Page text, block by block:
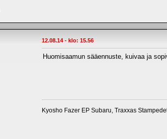
12.08.14 - klo: 15.56
Huomisaamun sääennuste, kuivaa ja
Kyosho Fazer EP Subaru, Traxxas